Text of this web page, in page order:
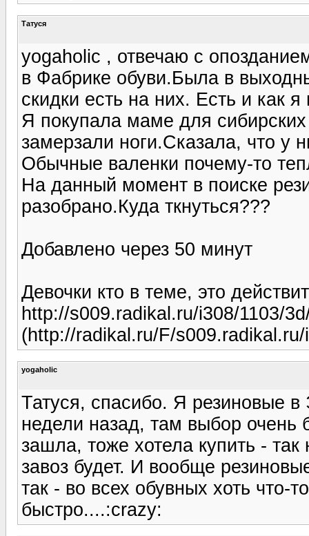
Татуся
yogaholic , отвечаю с
в Фабрике обуви.Была в
скидки есть на них. Есть и как я
Я покупала маме для
замерзали ноги.Сказала, что у
Обычные валенки почему-то
На данный момент в поиске
разобрано.Куда ткнуться???
Добавлено через 50 минут
Девочки кто в теме, это
http://s009.radikal.ru/i308/1103/
(http://radikal.ru/F/
yogaholic
Татуся, спасибо. Я резиновые
недели назад, там выбор
зашла, тоже хотела купить - так
завоз будет. И вообще
так - во всех обувных хоть что-
быстро....:crazy: